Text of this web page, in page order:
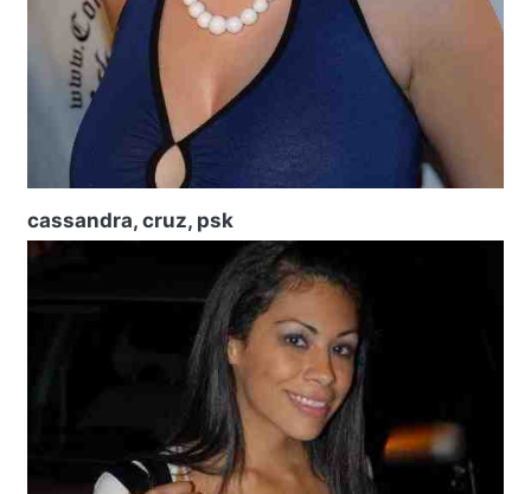
cassandra, cruz, psk